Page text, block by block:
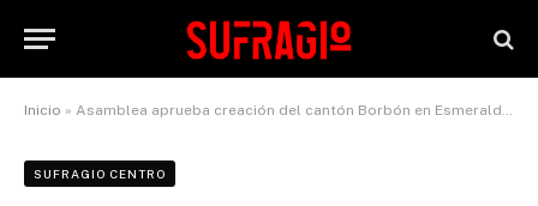
Inicio » Asamblea aprueba creación del cantón Borbón en Esmeraldas
SUFRAGIO CENTRO